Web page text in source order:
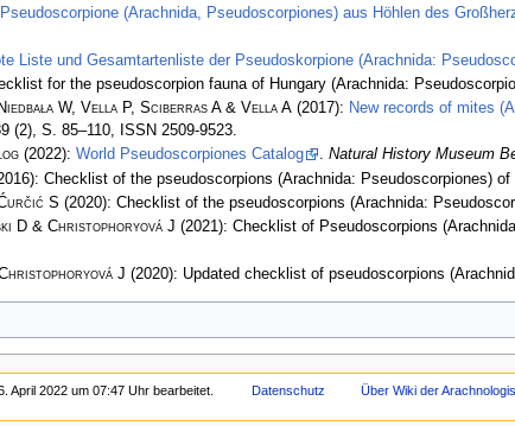
Pseudoscorpione (Arachnida, Pseudoscorpiones) aus Höhlen des
Liste und Gesamtartenliste der Pseudoskorpione (Arachnida:
for the pseudoscorpion fauna of Hungary (Arachnida:
W, Vella P, Sciberras A & Vella A(2017): New records of mites
(2), S. 85–110, ISSN 2509-9523.
(2022): World Pseudoscorpiones Catalog . Natural History Museum
Checklist of the pseudoscorpions (Arachnida: Pseudoscorpiones) of
S (2020): Checklist of the pseudoscorpions (Arachnida:
D & Christophoryová J (2021): Checklist of Pseudoscorpions
J (2020): Updated checklist of pseudoscorpions
April 2022 um 07:47 Uhr bearbeitet. Datenschutz Über Wiki der